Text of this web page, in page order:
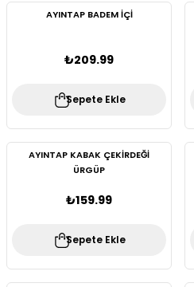
AYINTAP BADEM İÇİ
₺209.99
Sepete Ekle
AYINTAP KABAK ÇEKİRDEĞİ
ÜRGÜP
₺159.99
Sepete Ekle